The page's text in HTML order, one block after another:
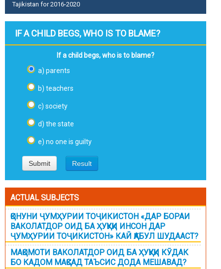
Tajikistan for 2016-2020
IF A CHILD BEGS, WHO IS TO BLAME?
If a child begs, who is to blame?
a) parents
b) teachers
c) society
d) the state
e) no one is guilty
ACTUAL SUBJECTS
ҚОНУНИ ҶУМҲУРИИ ТОҶИКИСТОН «ДАР БОРАИ
ВАКОЛАТДОР ОИД БА ҲУҚУҚИ ИНСОН ДАР
ҶУМҲУРИИ ТОҶИКИСТОН» КАЙ ҚАБУЛ ШУДААСТ?
МАҚОМОТИ ВАКОЛАТДОР ОИД БА ҲУҚУҚИ КӮДАК
БО КАДОМ МАҚСАД ТАЪСИС ДОДА МЕШАВАД?